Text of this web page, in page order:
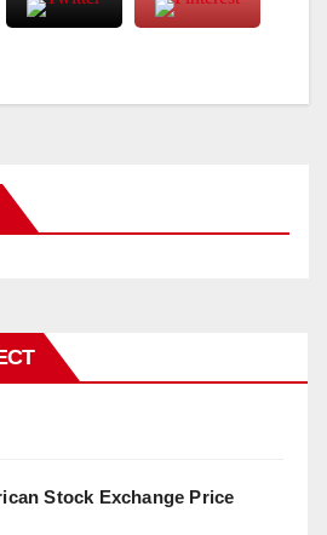
Stock Exchange Price